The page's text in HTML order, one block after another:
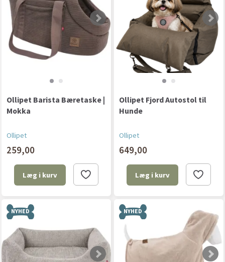
Ollipet Barista Bæretaske |
Mokka
Ollipet
259,00
Læg i kurv
Ollipet Fjord Autostol til
Hunde
Ollipet
649,00
Læg i kurv
NYHED NYHED